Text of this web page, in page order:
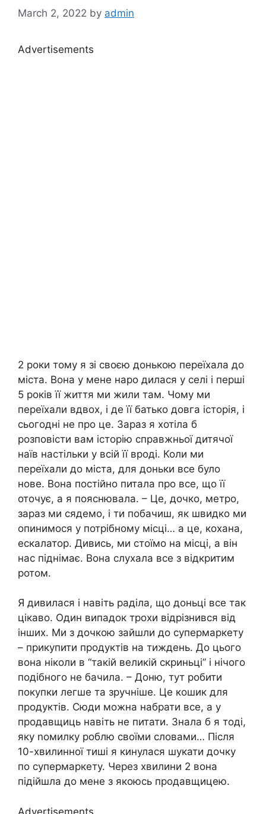
March 2, 2022 by admin
Advertisements
2 роки тому я зі своєю донькою переїхала до
міста. Вона у мене наро дилася у селі і перші
5 років її життя ми жили там. Чому ми
переїхали вдвох, і де її батько довга історія, і
сьогодні не про це. Зараз я хотіла б
розповісти вам історію справжньої дитячої
наїв настільки у всій її вроді. Коли ми
переїхали до міста, для доньки все було
нове. Вона постійно питала про все, що її
оточує, а я пояснювала. – Це, дочко, метро,
зараз ми сядемо, і ти побачиш, як швидко ми
опинимося у потрібному місці… а це, кохана,
ескалатор. Дивись, ми стоїмо на місці, а він
нас піднімає. Вона слухала все з відкритим
ротом.
Я дивилася і навіть раділа, що доньці все так
цікаво. Один випадок трохи відрізнився від
інших. Ми з дочкою зайшли до супермаркету
– прикупити продуктів на тиждень. До цього
вона ніколи в “такій великій скриньці” і нічого
подібного не бачила. – Доню, тут робити
покупки легше та зручніше. Це кошик для
продуктів. Сюди можна набрати все, а у
продавщиць навіть не питати. Знала б я тоді,
яку nомилку роблю своїми словами… Після
10-хвилинної тиші я кинулася шукати дочку
по супермаркету. Через хвилини 2 вона
підійшла до мене з якоюсь продавщицею.
Advertisements